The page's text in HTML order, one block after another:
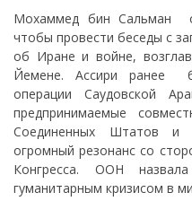
Мохаммед бин Сальман
чтобы провести беседы с
об Иране и войне,
Йемене. Ассири ранее
операции Саудовской
предпринимаемые
Соединенных Штатов и
огромный резонанс со
Конгресса. ООН
гуманитарным кризисом в